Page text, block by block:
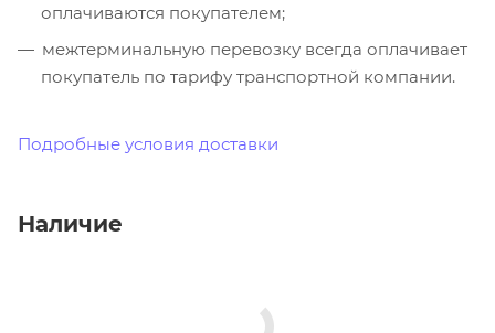
оплачиваются покупателем;
межтерминальную перевозку всегда оплачивает
покупатель по тарифу транспортной компании.
Подробные условия доставки
Наличие